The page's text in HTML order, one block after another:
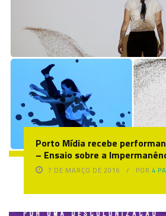
Porto Mídia recebe
– Ensaio sobre a
7 DE MARÇO DE 2016 POR4